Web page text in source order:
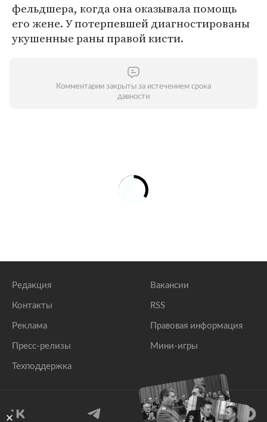
фельдшера, когда она оказывала помощь
его жене. У потерпевшей диагностированы
укушенные раны правой кисти.
Комментарии закрыты за истечением срока
давности
Редакция
Контакты
Реклама
Пресс-релизы
Техподдержка
Вакансии
RSS
Правовая информация
Мини-игры